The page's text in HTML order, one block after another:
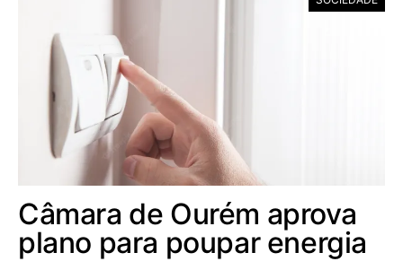
Câmara de Ourém aprova
plano para poupar energia